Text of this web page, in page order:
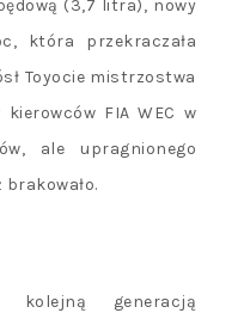
(3,7 litra), nowy
która przekraczała
Toyocie mistrzostwa
FIA WEC w
ale upragnionego
generacją